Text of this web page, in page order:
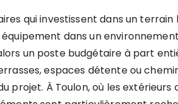
qui investissent dans un
dans un
un poste budgétaire à part
espaces détente ou
projet. À Toulon, où les